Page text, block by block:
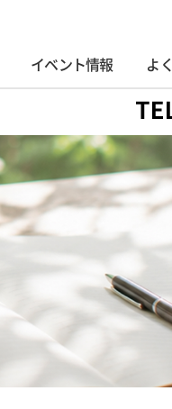
イベント情報 よ